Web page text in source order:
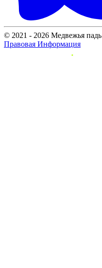
© 2021 - 2026 Медвежья падь
Правовая Информация